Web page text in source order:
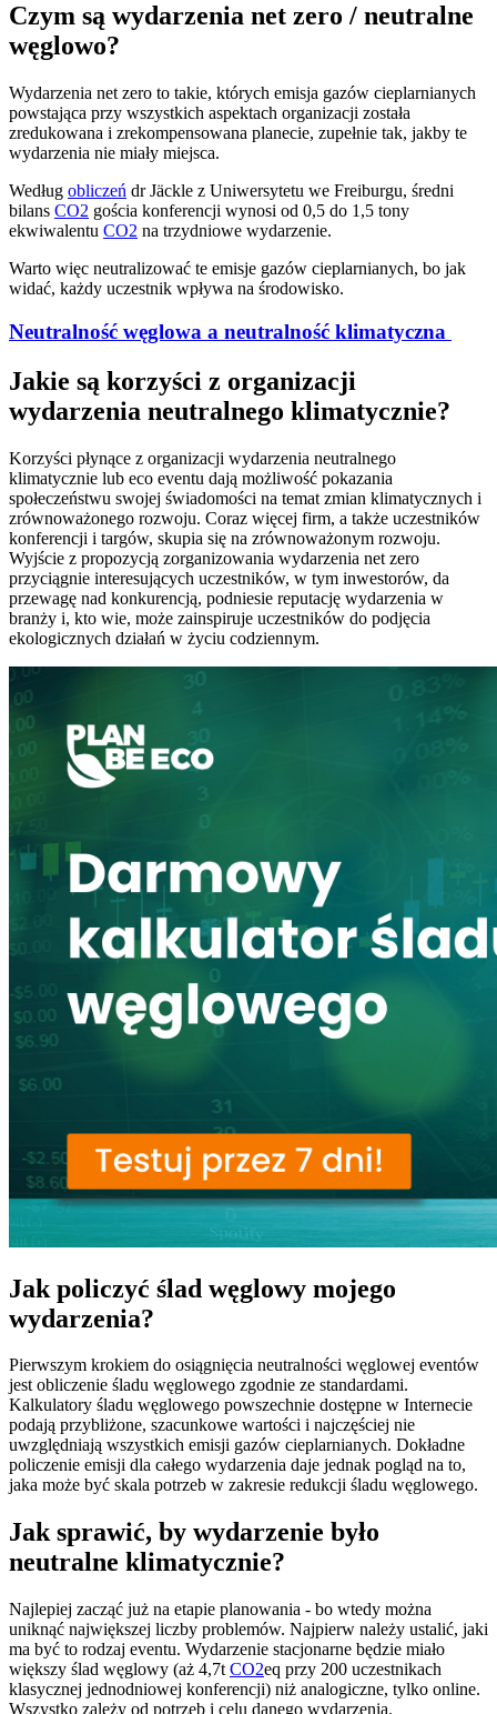
Czym są wydarzenia net zero / neutralne
węglowo?
Wydarzenia net zero to takie, których emisja gazów cieplarnianych
powstająca przy wszystkich aspektach organizacji została
zredukowana i zrekompensowana planecie, zupełnie tak, jakby te
wydarzenia nie miały miejsca.
Według obliczeń dr Jäckle z Uniwersytetu we Freiburgu, średni
bilans CO2 gościa konferencji wynosi od 0,5 do 1,5 tony
ekwiwalentu CO2 na trzydniowe wydarzenie.
Warto więc neutralizować te emisje gazów cieplarnianych, bo jak
widać, każdy uczestnik wpływa na środowisko.
Neutralność węglowa a neutralność klimatyczna
Jakie są korzyści z organizacji
wydarzenia neutralnego klimatycznie?
Korzyści płynące z organizacji wydarzenia neutralnego
klimatycznie lub eco eventu dają możliwość pokazania
społeczeństwu swojej świadomości na temat zmian klimatycznych i
zrównoważonego rozwoju. Coraz więcej firm, a także uczestników
konferencji i targów, skupia się na zrównoważonym rozwoju.
Wyjście z propozycją zorganizowania wydarzenia net zero
przyciągnie interesujących uczestników, w tym inwestorów, da
przewagę nad konkurencją, podniesie reputację wydarzenia w
branży i, kto wie, może zainspiruje uczestników do podjęcia
ekologicznych działań w życiu codziennym.
Jak policzyć ślad węglowy mojego
wydarzenia?
Pierwszym krokiem do osiągnięcia neutralności węglowej eventów
jest obliczenie śladu węglowego zgodnie ze standardami.
Kalkulatory śladu węglowego powszechnie dostępne w Internecie
podają przybliżone, szacunkowe wartości i najczęściej nie
uwzględniają wszystkich emisji gazów cieplarnianych. Dokładne
policzenie emisji dla całego wydarzenia daje jednak pogląd na to,
jaka może być skala potrzeb w zakresie redukcji śladu węglowego.
Jak sprawić, by wydarzenie było
neutralne klimatycznie?
Najlepiej zacząć już na etapie planowania - bo wtedy można
uniknąć największej liczby problemów. Najpierw należy ustalić, jaki
ma być to rodzaj eventu. Wydarzenie stacjonarne będzie miało
większy ślad węglowy (aż 4,7t CO2eq przy 200 uczestnikach
klasycznej jednodniowej konferencji) niż analogiczne, tylko online.
Wszystko zależy od potrzeb i celu danego wydarzenia.